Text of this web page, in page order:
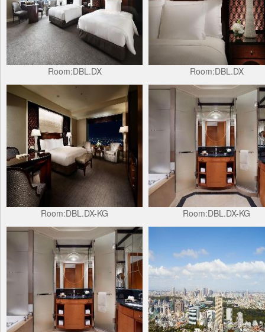
Room:DBL.DX Room:DBL.DX
Room:DBL.DX-KG Room:DBL.DX-KG